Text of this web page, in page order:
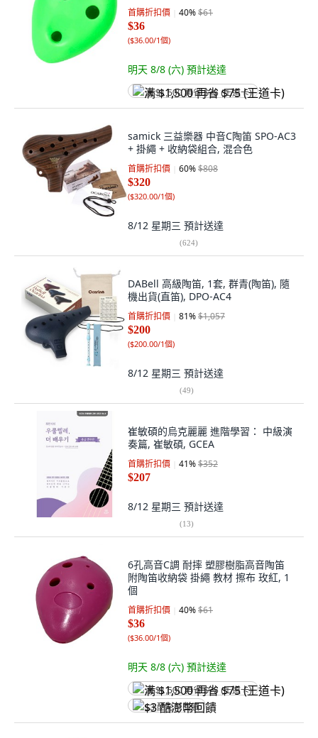
首購折扣價 40%$61
$36
($36.00/1個)
明天 8/8 (六) 預計送達
满 $1,500 再省 $75 (王道卡)
samick 三益樂器 中音C陶笛 SPO-AC3
+ 掛繩 + 收納袋組合, 混合色
首購折扣價 60%$808
$320
($320.00/1個)
8/12 星期三 預計送達
(624)
DABell 高級陶笛, 1套, 群青(陶笛), 隨
機出貨(直笛), DPO-AC4
首購折扣價 81%$1,057
$200
($200.00/1個)
8/12 星期三 預計送達
(49)
崔敏碩的烏克麗麗 進階學習： 中級演
奏篇, 崔敏碩, GCEA
首購折扣價 41%$352
$207
8/12 星期三 預計送達
(13)
6孔高音C調 耐摔 塑膠樹脂高音陶笛
附陶笛收納袋 掛繩 教材 擦布 玫紅, 1
個
首購折扣價 40%$61
$36
($36.00/1個)
明天 8/8 (六) 預計送達
满 $1,500 再省 $75 (王道卡)
$3 酷澎幣回饋